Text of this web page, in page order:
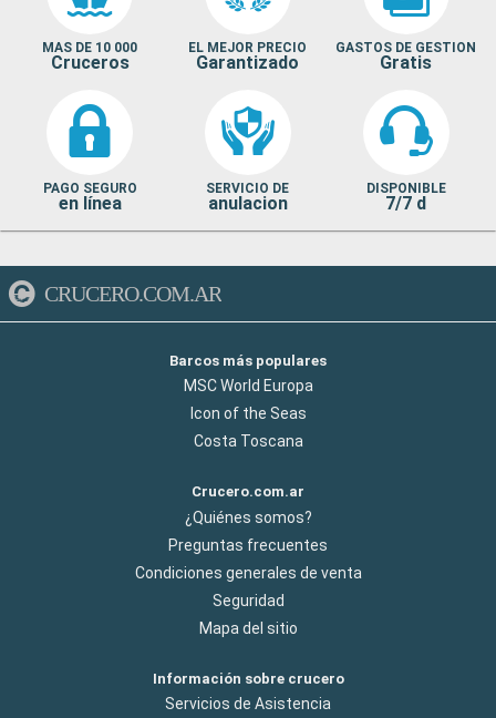
MAS DE 10 000
Cruceros
EL MEJOR PRECIO
Garantizado
GASTOS DE GESTION
Gratis
PAGO SEGURO
en línea
SERVICIO DE
anulacion
DISPONIBLE
7/7 d
CRUCERO.COM.AR
Barcos más populares
MSC World Europa
Icon of the Seas
Costa Toscana
Crucero.com.ar
¿Quiénes somos?
Preguntas frecuentes
Condiciones generales de venta
Seguridad
Mapa del sitio
Información sobre crucero
Servicios de Asistencia